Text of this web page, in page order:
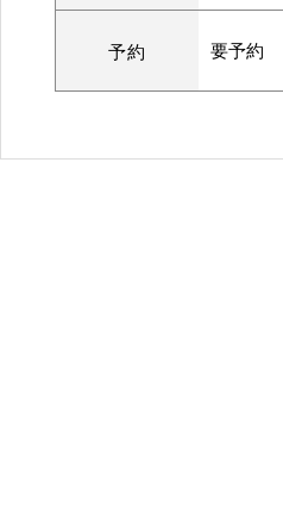
予約 要予約